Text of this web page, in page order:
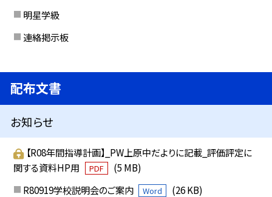
明星学級
連絡掲示板
配布文書
お知らせ
【R08年間指導計画】_PW上原中だよりに記載_評価評定に
関する資料HP用
PDF
(5 MB)
R80919学校説明会のご案内
Word (26 KB)